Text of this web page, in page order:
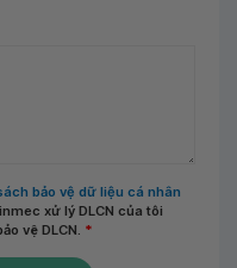
bảo vệ dữ liệu cá nhân
xử lý DLCN của tôi
vệ DLCN. *